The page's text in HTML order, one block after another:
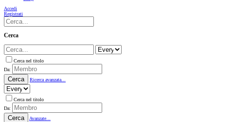
Accedi
Registrati
Cerca
Cerca nel titolo
Da:
Cerca Ricerca avanzata...
Cerca nel titolo
Da:
Cerca Avanzate...